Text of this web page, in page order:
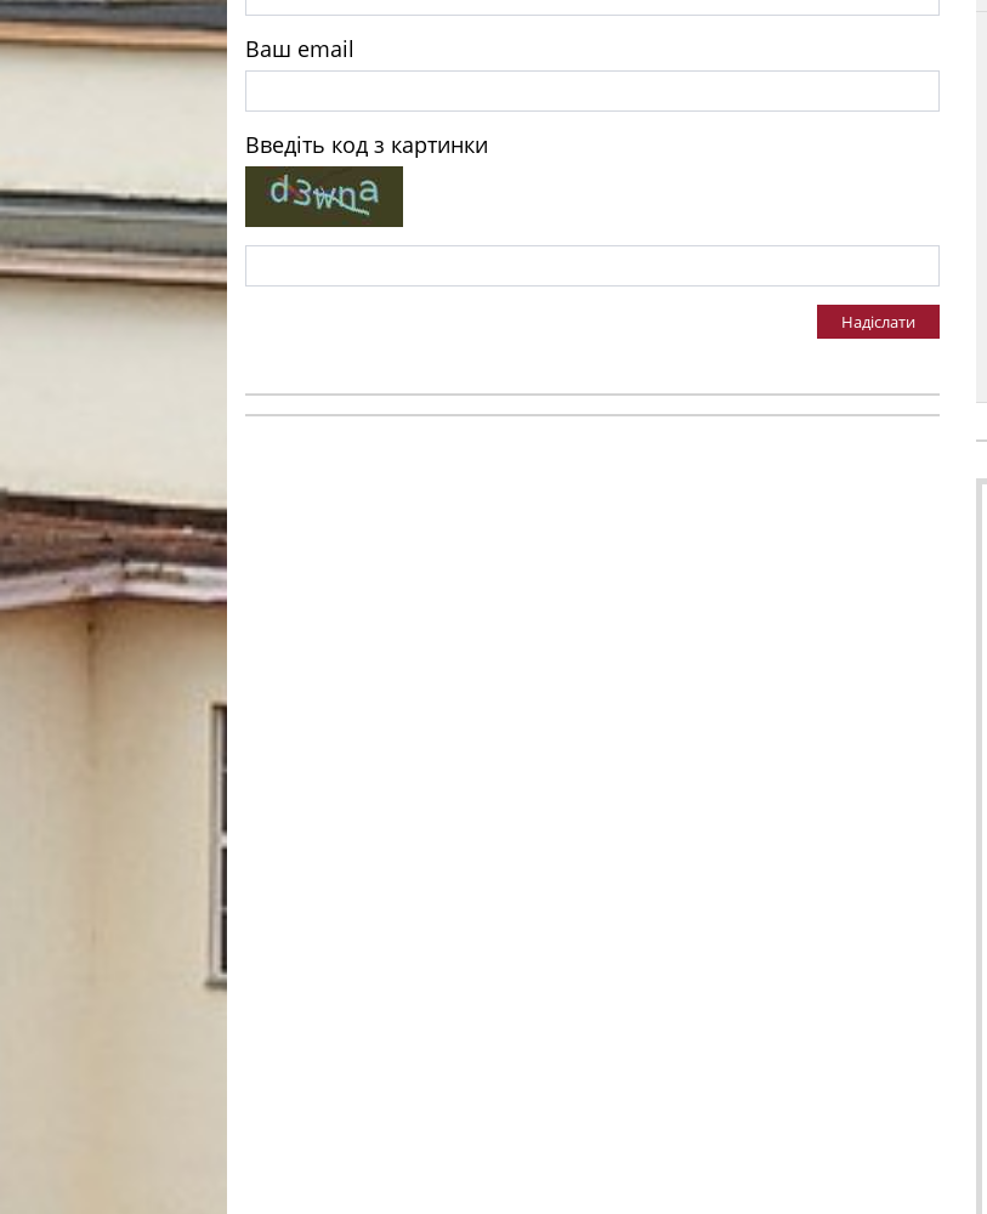
Ваш email
Введіть код з картинки
Надіслати